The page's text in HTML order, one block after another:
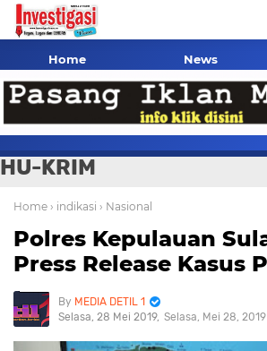
Home News
HU-KRIM
Home › indikasi › Nasional
Polres Kepulauan
Press Release Kasus
MEDIA DETIL 1
Selasa, 28 Mei 2019 Selasa, Mei 28, 2019